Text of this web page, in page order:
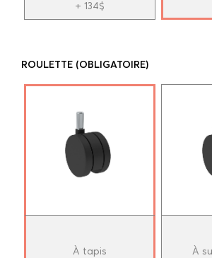
+ 134$
ROULETTE (OBLIGATOIRE)
À tapis
À